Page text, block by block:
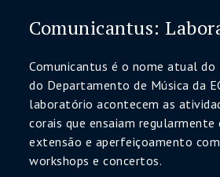
Comunicantus:
Comunicantus é o nome atual
do Departamento de Música da
laboratório acontecem as
corais que ensaiam regularmente
extensão e aperfeiçoamento
workshops e concertos.